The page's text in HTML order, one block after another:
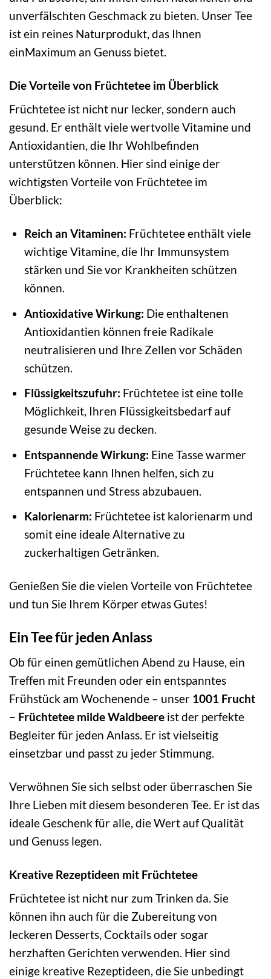
unverfälschten Geschmack zu bieten. Unser Tee
ist ein reines Naturprodukt, das Ihnen
einMaximum an Genuss bietet.
Die Vorteile von Früchtetee im Überblick
Früchtetee ist nicht nur lecker, sondern auch
gesund. Er enthält viele wertvolle Vitamine und
Antioxidantien, die Ihr Wohlbefinden
unterstützen können. Hier sind einige der
wichtigsten Vorteile von Früchtetee im
Überblick:
Reich an Vitaminen: Früchtetee enthält viele
wichtige Vitamine, die Ihr Immunsystem
stärken und Sie vor Krankheiten schützen
können.
Antioxidative Wirkung: Die enthaltenen
Antioxidantien können freie Radikale
neutralisieren und Ihre Zellen vor Schäden
schützen.
Flüssigkeitszufuhr: Früchtetee ist eine tolle
Möglichkeit, Ihren Flüssigkeitsbedarf auf
gesunde Weise zu decken.
Entspannende Wirkung: Eine Tasse warmer
Früchtetee kann Ihnen helfen, sich zu
entspannen und Stress abzubauen.
Kalorienarm: Früchtetee ist kalorienarm und
somit eine ideale Alternative zu
zuckerhaltigen Getränken.
Genießen Sie die vielen Vorteile von Früchtetee
und tun Sie Ihrem Körper etwas Gutes!
Ein Tee für jeden Anlass
Ob für einen gemütlichen Abend zu Hause, ein
Treffen mit Freunden oder ein entspanntes
Frühstück am Wochenende – unser 1001 Frucht
– Früchtetee milde Waldbeere ist der perfekte
Begleiter für jeden Anlass. Er ist vielseitig
einsetzbar und passt zu jeder Stimmung.
Verwöhnen Sie sich selbst oder überraschen Sie
Ihre Lieben mit diesem besonderen Tee. Er ist das
ideale Geschenk für alle, die Wert auf Qualität
und Genuss legen.
Kreative Rezeptideen mit Früchtetee
Früchtetee ist nicht nur zum Trinken da. Sie
können ihn auch für die Zubereitung von
leckeren Desserts, Cocktails oder sogar
herzhaften Gerichten verwenden. Hier sind
einige kreative Rezeptideen, die Sie unbedingt